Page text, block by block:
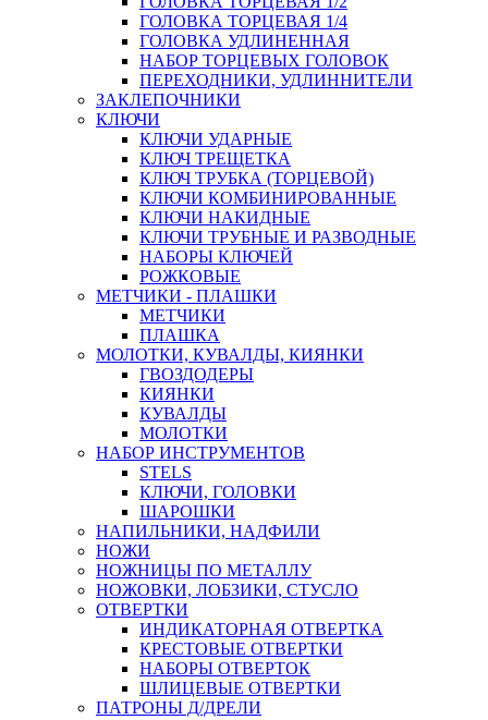
ГОЛОВКА ТОРЦЕВАЯ 1/4
ГОЛОВКА УДЛИНЕННАЯ
НАБОР ТОРЦЕВЫХ ГОЛОВОК
ПЕРЕХОДНИКИ, УДЛИННИТЕЛИ
ЗАКЛЕПОЧНИКИ
КЛЮЧИ
КЛЮЧИ УДАРНЫЕ
КЛЮЧ ТРЕЩЕТКА
КЛЮЧ ТРУБКА (ТОРЦЕВОЙ)
КЛЮЧИ КОМБИНИРОВАННЫЕ
КЛЮЧИ НАКИДНЫЕ
КЛЮЧИ ТРУБНЫЕ И РАЗВОДНЫЕ
НАБОРЫ КЛЮЧЕЙ
РОЖКОВЫЕ
МЕТЧИКИ - ПЛАШКИ
МЕТЧИКИ
ПЛАШКА
МОЛОТКИ, КУВАЛДЫ, КИЯНКИ
ГВОЗДОДЕРЫ
КИЯНКИ
КУВАЛДЫ
МОЛОТКИ
НАБОР ИНСТРУМЕНТОВ
STELS
КЛЮЧИ, ГОЛОВКИ
ШАРОШКИ
НАПИЛЬНИКИ, НАДФИЛИ
НОЖИ
НОЖНИЦЫ ПО МЕТАЛЛУ
НОЖОВКИ, ЛОБЗИКИ, СТУСЛО
ОТВЕРТКИ
ИНДИКАТОРНАЯ ОТВЕРТКА
КРЕСТОВЫЕ ОТВЕРТКИ
НАБОРЫ ОТВЕРТОК
ШЛИЦЕВЫЕ ОТВЕРТКИ
ПАТРОНЫ Д/ДРЕЛИ